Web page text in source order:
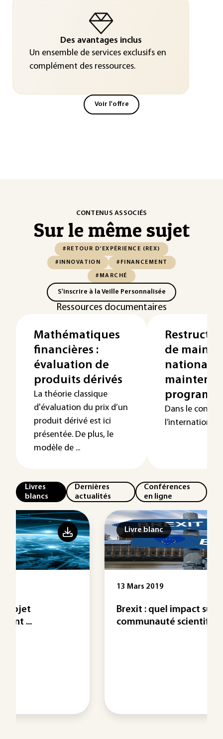
Des avantages inclus
Un ensemble de services exclusifs en
complément des ressources.
Voir l'offre
CONTENUS ASSOCIÉS
Sur le même sujet
#RETOUR D'EXPÉRIENCE (REX)
#INNOVATION #FINANCEMENT
#MARCHÉ
S'inscrire à la Veille Personnalisée
Ressources documentaires
Mathématiques
financières :
évaluation de
produits dérivés
La théorie classique
d'évaluation du prix d’un
produit dérivé est ici
présentée. De plus, le
modèle de ...
de
national -
program
Dans le
l’international
Livres
blancs
Dernières
actualités
Conférences
en ligne
Livre blanc
Brexit : quel impact sur la
communauté scientifique et ...